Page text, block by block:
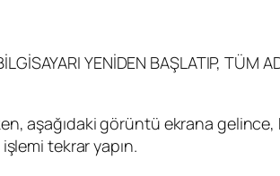
YENİDEN BAŞLATIP, TÜM
aşağıdaki görüntü ekrana
tekrar yapın.